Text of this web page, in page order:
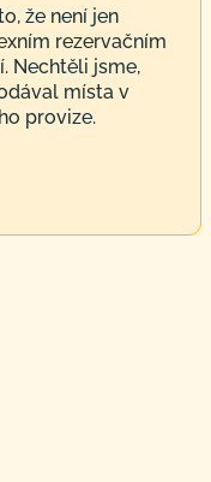
že není jen
rezervačním
Nechtěli jsme,
místa v
provize.